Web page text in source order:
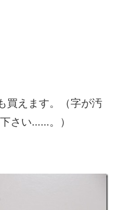
買えます。（字が汚
さい……。）